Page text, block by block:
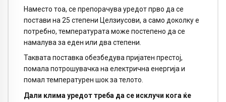
Наместо тоа, се препорачува уредот прво да се
постави на 25 степени Целзиусови, а само доколку е
потребно, температурата може постепено да се
намалува за еден или два степени.
Таквата поставка обезбедува пријатен престој,
помала потрошувачка на електрична енергија и
помал температурен шок за телото.
Дали клима уредот треба да се исклучи кога ќе